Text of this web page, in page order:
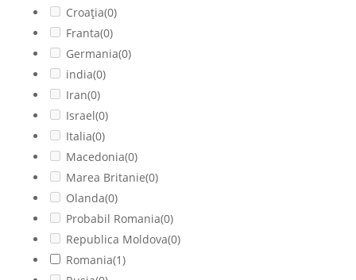
Croația(0)
Franta(0)
Germania(0)
india(0)
Iran(0)
Israel(0)
Italia(0)
Macedonia(0)
Marea Britanie(0)
Olanda(0)
Probabil Romania(0)
Republica Moldova(0)
Romania(1)